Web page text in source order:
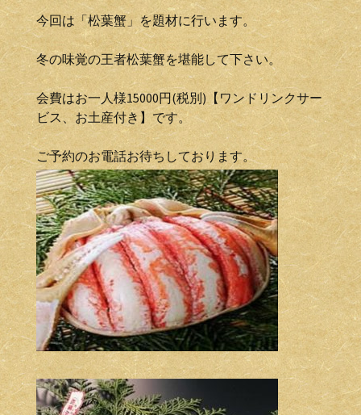
今回は「松葉蟹」を題材に行います。
冬の味覚の王者松葉蟹を堪能して下さい。
会費はお一人様15000円(税別)【ワンドリンクサー
ビス、お土産付き】です。
ご予約のお電話お待ちしております。